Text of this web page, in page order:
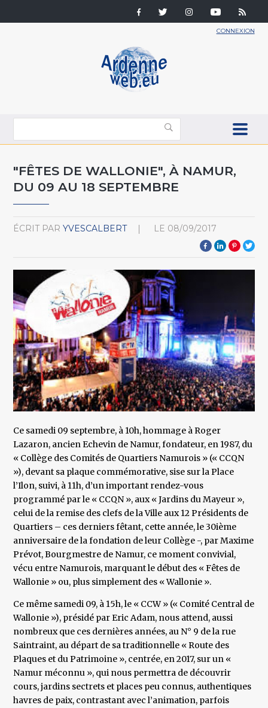
CONNEXION
"FÊTES DE WALLONIE", À NAMUR,
DU 09 AU 18 SEPTEMBRE
ÉCRIT PAR YVESCALBERT LE 08/09/2017
Ce samedi 09 septembre, à 10h, hommage à Roger
Lazaron, ancien Echevin de Namur, fondateur, en 1987, du
« Collège des Comités de Quartiers Namurois » (« CCQN
»), devant sa plaque commémorative, sise sur la Place
l’Ilon, suivi, à 11h, d’un important rendez-vous
programmé par le « CCQN », aux « Jardins du Mayeur »,
celui de la remise des clefs de la Ville aux 12 Présidents de
Quartiers – ces derniers fêtant, cette année, le 30ième
anniversaire de la fondation de leur Collège -, par Maxime
Prévot, Bourgmestre de Namur, ce moment convivial,
vécu entre Namurois, marquant le début des « Fêtes de
Wallonie » ou, plus simplement des « Wallonie ».
Ce même samedi 09, à 15h, le « CCW » (« Comité Central de
Wallonie »), présidé par Eric Adam, nous attend, aussi
nombreux que ces dernières années, au N° 9 de la rue
Saintraint, au départ de sa traditionnelle « Route des
Plaques et du Patrimoine », centrée, en 2017, sur un «
Namur méconnu », qui nous permettra de découvrir
cours, jardins sectrets et places peu connus, authentiques
havres de paix, contrastant avec l’animation, parfois